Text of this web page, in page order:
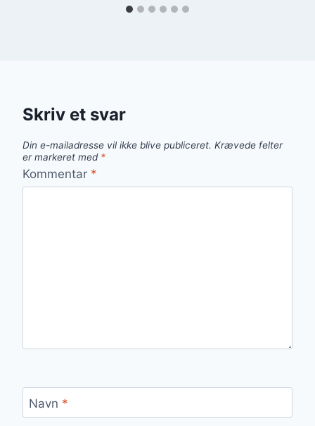
Skriv et svar
Din e-mailadresse vil ikke blive publiceret. Krævede felter
er markeret med *
Kommentar *
Navn *